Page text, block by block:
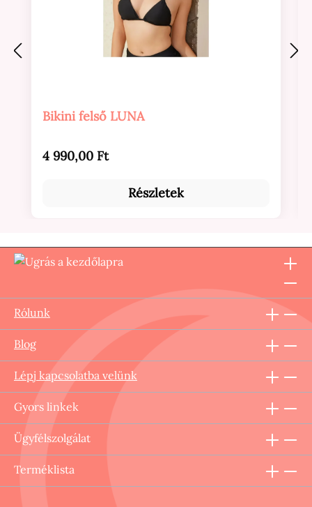
Bikini felső LUNA
Normál ár:
4 990,00 Ft
Részletek
Rólunk
Blog
Lépj kapcsolatba velünk
Gyors linkek
Ügyfélszolgálat
Terméklista